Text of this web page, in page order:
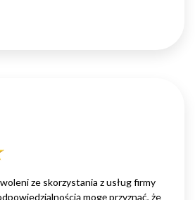
ze skorzystania z usług firmy
mogę przyznać, że